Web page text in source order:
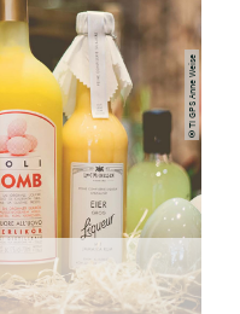
©
TI GPS Anne Weise